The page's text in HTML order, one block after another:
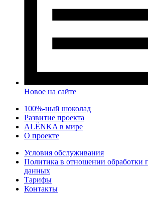
Новое на сайте
100%-ный шоколад
Развитие проекта
ALЁNKA в мире
О проекте
Условия обслуживания
Политика в отношении обработки
данных
Тарифы
Контакты